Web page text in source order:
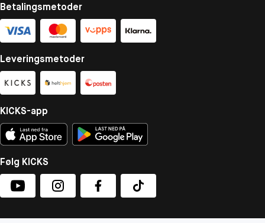
Betalingsmetoder
Leveringsmetoder
KICKS-app
Følg KICKS